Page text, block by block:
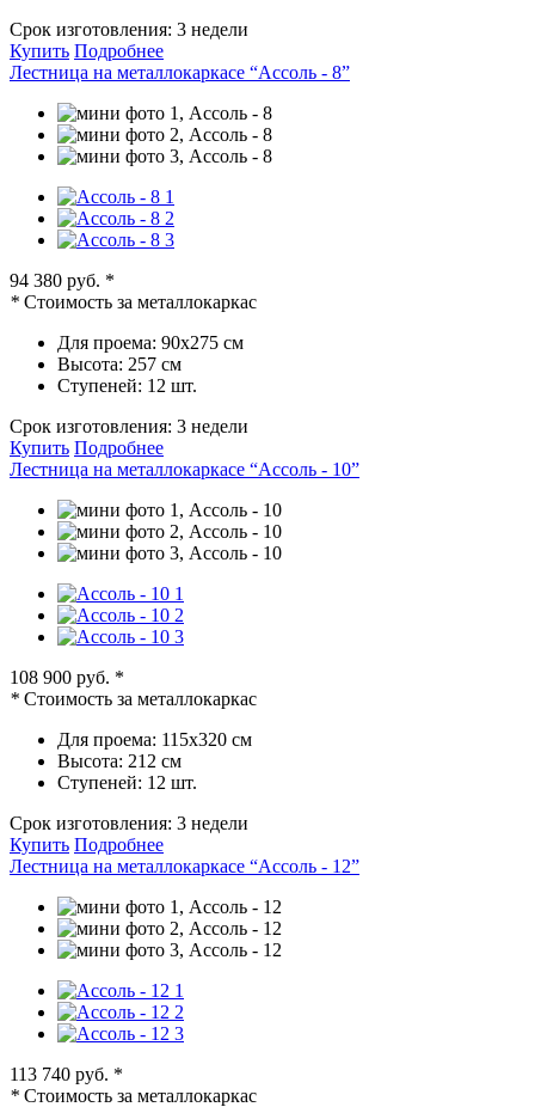
Срок изготовления: 3 недели
Купить Подробнее
Лестница на металлокаркасе “Ассоль - 8”
94 380 руб. *
* Стоимость за металлокаркас
Для проема: 90х275 см
Высота: 257 см
Ступеней: 12 шт.
Срок изготовления: 3 недели
Купить Подробнее
Лестница на металлокаркасе “Ассоль - 10”
108 900 руб. *
* Стоимость за металлокаркас
Для проема: 115х320 см
Высота: 212 см
Ступеней: 12 шт.
Срок изготовления: 3 недели
Купить Подробнее
Лестница на металлокаркасе “Ассоль - 12”
113 740 руб. *
* Стоимость за металлокаркас